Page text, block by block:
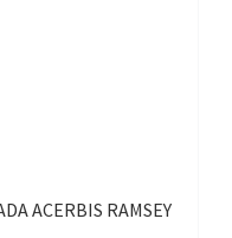
ACERBIS RAMSEY